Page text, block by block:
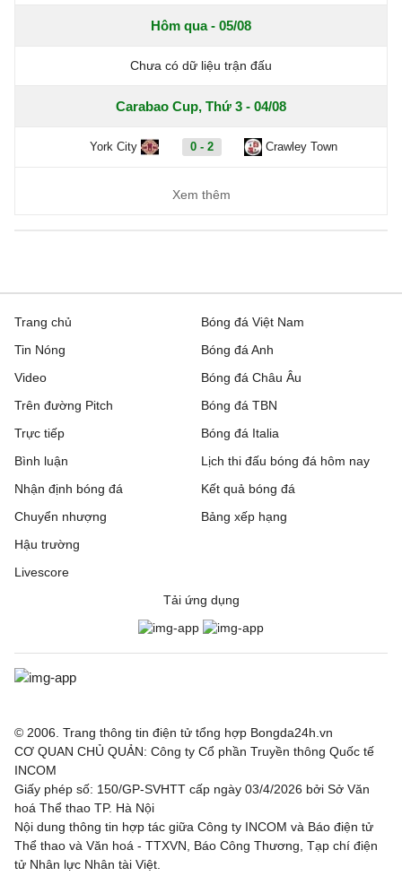
Hôm qua - 05/08
Chưa có dữ liệu trận đấu
Carabao Cup, Thứ 3 - 04/08
York City 0 - 2 Crawley Town
Xem thêm
Trang chủ
Tin Nóng
Video
Trên đường Pitch
Trực tiếp
Bóng đá Việt Nam
Bóng đá Anh
Bóng đá Châu Âu
Bóng đá TBN
Bóng đá Italia
Bình luận
Nhận định bóng đá
Chuyển nhượng
Hậu trường
Livescore
Lịch thi đấu bóng đá hôm nay
Kết quả bóng đá
Bảng xếp hạng
Tải ứng dụng
© 2006. Trang thông tin điện tử tổng hợp Bongda24h.vn
CƠ QUAN CHỦ QUẢN: Công ty Cổ phần Truyền thông Quốc tế
INCOM
Giấy phép số: 150/GP-SVHTT cấp ngày 03/4/2026 bởi Sở Văn
hoá Thể thao TP. Hà Nội
Nội dung thông tin hợp tác giữa Công ty INCOM và Báo điện tử
Thể thao và Văn hoá - TTXVN, Báo Công Thương, Tạp chí điện
tử Nhân lực Nhân tài Việt.